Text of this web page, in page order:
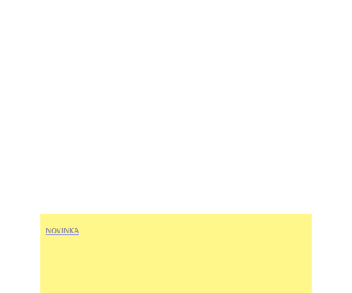
NOVINKA